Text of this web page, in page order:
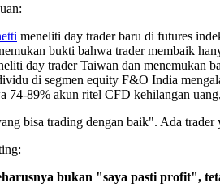
meneliti day trader baru di futures
bukti bahwa trader membaik
day trader Taiwan dan menemukan
di segmen equity F&O India
74-89% akun ritel CFD kehilangan
bisa trading dengan baik". Ada trader
bukan "saya pasti profit",